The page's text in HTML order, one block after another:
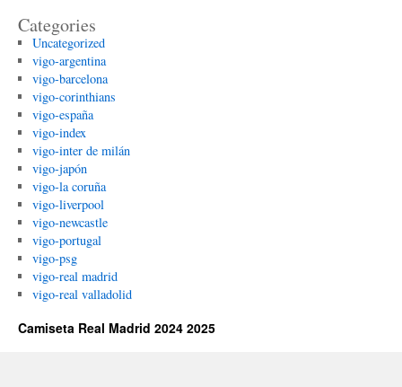
Categories
Uncategorized
vigo-argentina
vigo-barcelona
vigo-corinthians
vigo-españa
vigo-index
vigo-inter de milán
vigo-japón
vigo-la coruña
vigo-liverpool
vigo-newcastle
vigo-portugal
vigo-psg
vigo-real madrid
vigo-real valladolid
Camiseta Real Madrid 2024 2025